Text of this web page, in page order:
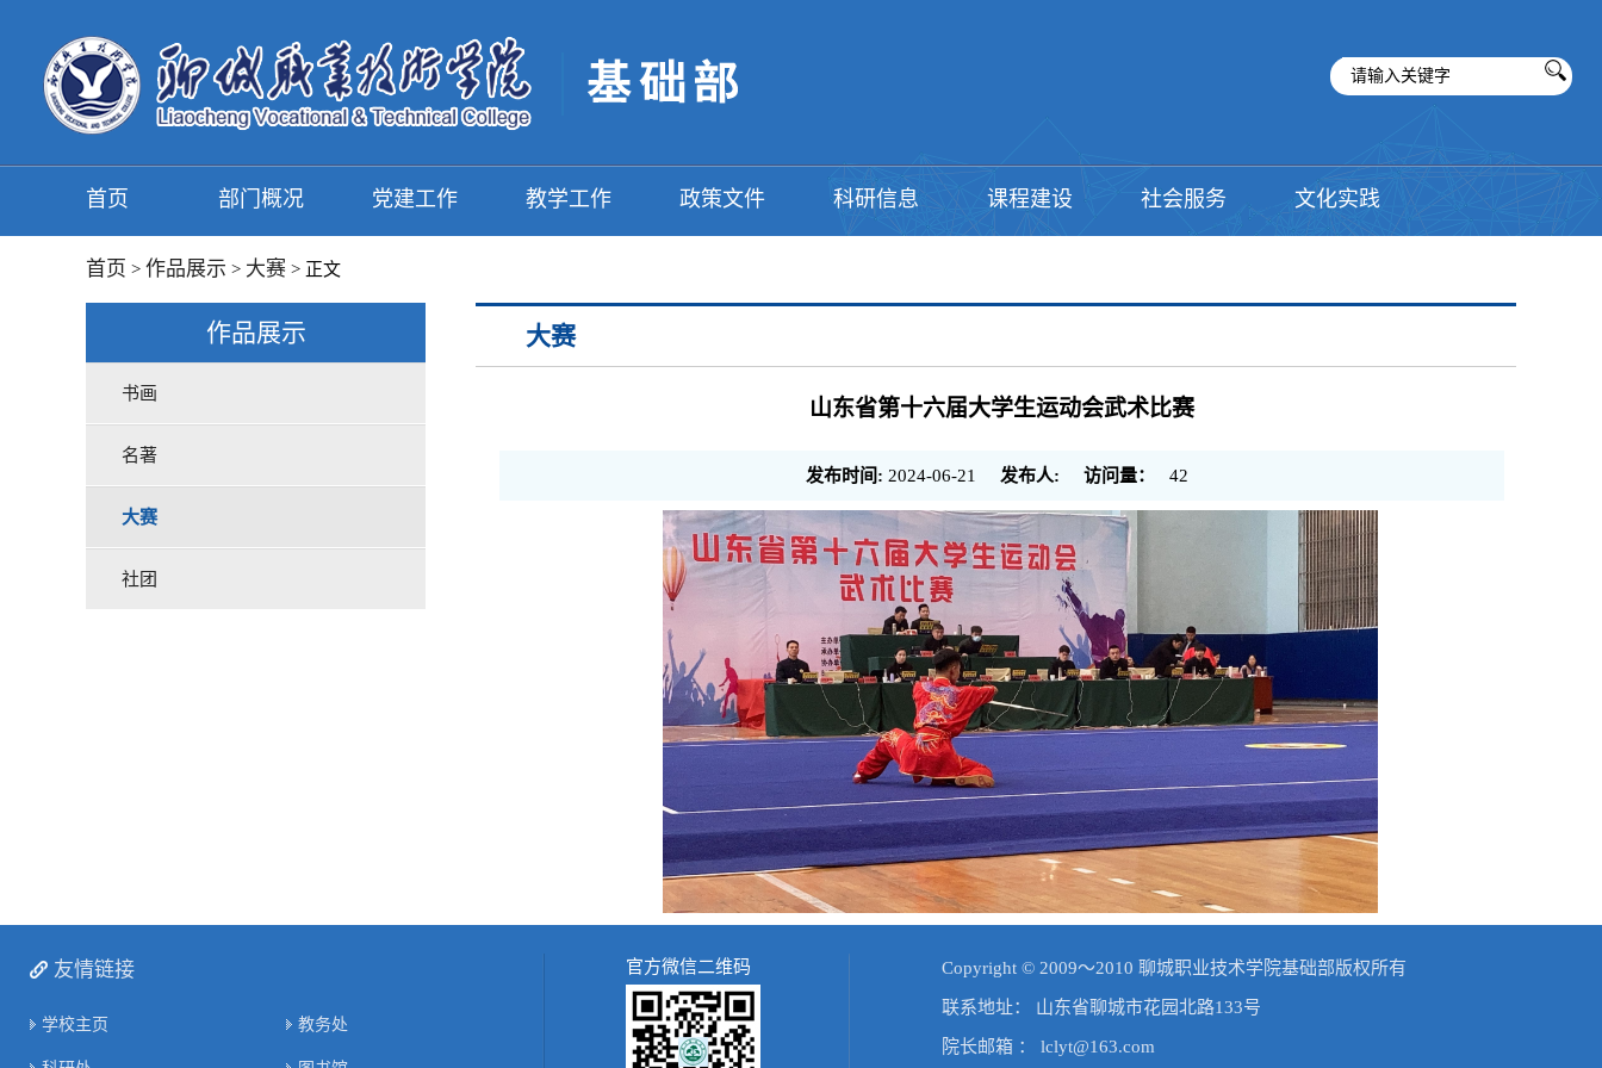
首页 部门概况 党建工作 教学工作 政策文件 科研信息 课程建设 社会服务 文化实践
首页 > 作品展示 > 大赛 > 正文
作品展示
书画
名著
大赛
社团
大赛
山东省第十六届大学生运动会武术比赛
发布时间: 2024-06-21 发布人: 访问量： 42
友情链接
学校主页 教务处
官方微信二维码 Copyright © 2009～2010 聊城职业技术学院基础部版权所有
联系地址： 山东省聊城市花园北路133号
院长邮箱 ： lclyt@163.com